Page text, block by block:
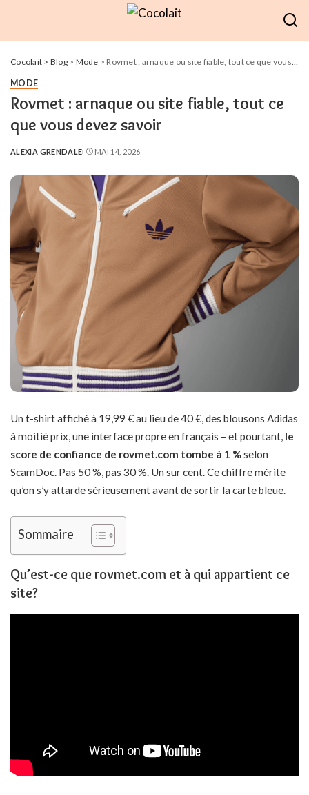
Cocolait > Blog> Mode > Rovmet : arnaque ou site fiable, tout ce que vous devez savoir
MODE
Rovmet : arnaque ou site fiable, tout ce
que vous devez savoir
POSTED
ALEXIA GRENDALE MAI 14, 2026
Un t-shirt affiché à 19,99 € au lieu de 40 €, des blousons Adidas
à moitié prix, une interface propre en français – et pourtant, le
score de confiance de rovmet.com tombe à 1 %selon
ScamDoc. Pas 50 %, pas 30 %. Un sur cent. Ce chiffre mérite
qu’on s’y attarde sérieusement avant de sortir la carte bleue.
Sommaire
Qu’est-ce que rovmet.com et à qui appartient ce
site?